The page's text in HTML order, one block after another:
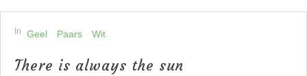
In Geel Paars Wit
There is always the sun